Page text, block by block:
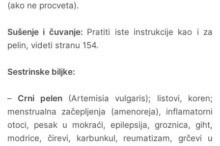
(ako ne procveta).
Sušenje i čuvanje: Pratiti iste instrukcije kao i za
pelin, videti stranu 154.
Sestrinske biljke:
– Crni pelen(Artemisia vulgaris); listovi, koren;
menstrualna začepljenja (amenoreja), inflamatorni
otoci, pesak u mokraći, epilepsija, groznica, giht,
modrice, čirevi, karbunkul, reumatizam, grčevi u